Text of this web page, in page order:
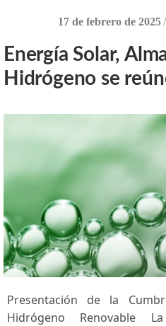
17 de febrero de 2025 /
Energía Solar,
Hidrógeno se
Presentación de la Cumbre ⁣de Almacenamiento⁤ e⁢
Hidrógeno Renovable